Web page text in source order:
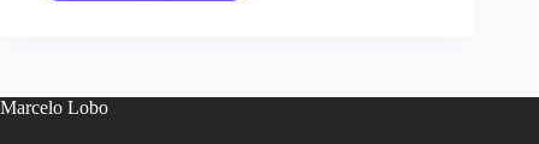
el
Marcelo Lobo